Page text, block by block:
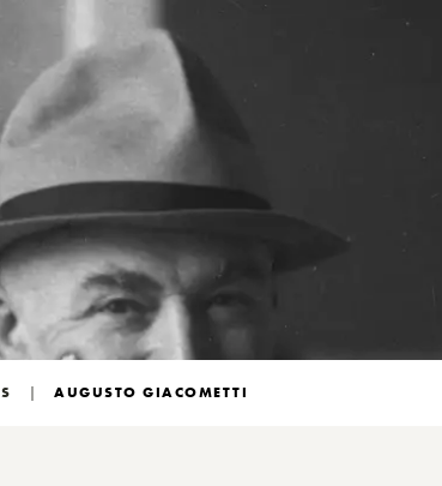
AUGUSTO GIACOMETTI